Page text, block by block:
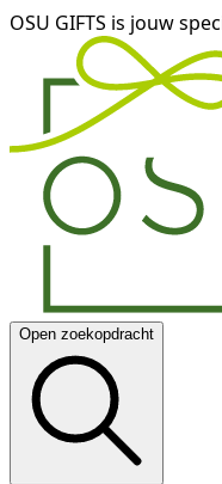
OSU GIFTS is jouw
Open zoekopdracht